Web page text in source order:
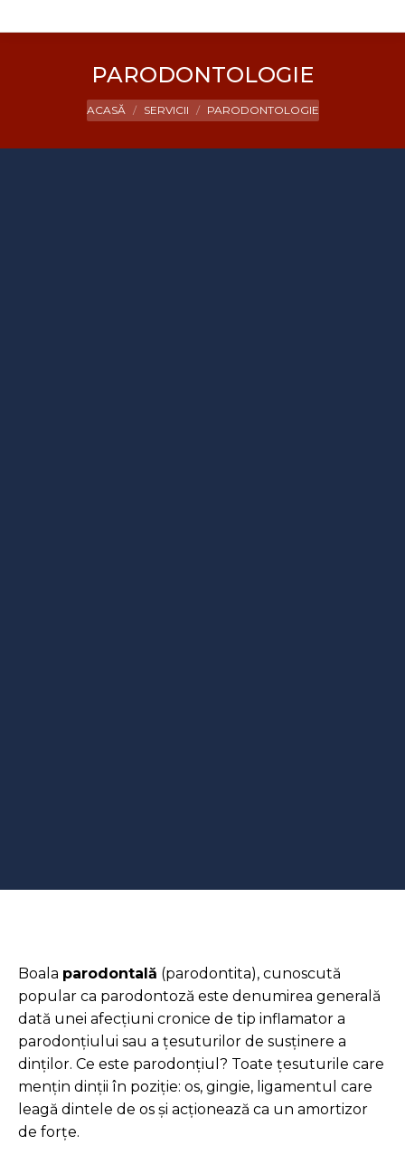
PARODONTOLOGIE
You are here:
ACASĂ SERVICII PARODONTOLOGIE
Boala parodontală (parodontita), cunoscută
popular ca parodontoză este denumirea generală
dată unei afecțiuni cronice de tip inflamator a
parodonțiului sau a țesuturilor de susținere a
dinților. Ce este parodonțiul? Toate țesuturile care
mențin dinții în poziție: os, gingie, ligamentul care
leagă dintele de os și acționează ca un amortizor
de forțe.